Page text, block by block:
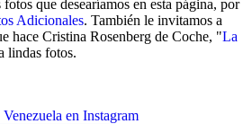
que desearíamos en esta página, por
Adicionales. También le invitamos a
hace Cristina Rosenberg de Coche, "La
lindas fotos.
en Instagram